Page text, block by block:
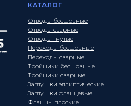
КАТАЛОГ
Отводы бесшовные
Отводы сварные
Отводы гнутые
Переходы бесшовные
Переходы сварные
Тройники бесшовные
Тройники сварные
Заглушки эллиптические
Заглушки фланцевые
Фланцы плоские